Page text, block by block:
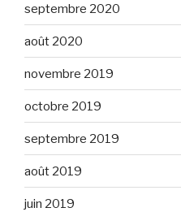
septembre 2020
août 2020
novembre 2019
octobre 2019
septembre 2019
août 2019
juin 2019